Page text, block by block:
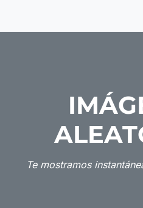
Te mostramos